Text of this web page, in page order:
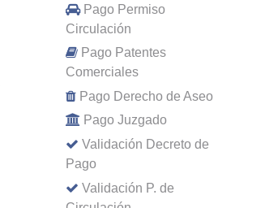
Pago Permiso
Circulación
Pago Patentes
Comerciales
Pago Derecho de Aseo
Pago Juzgado
Validación Decreto de
Pago
Validación P. de